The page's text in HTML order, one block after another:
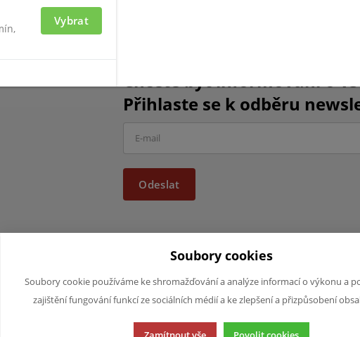
Chcete být informováni o
Přihlaste se k odběru
Odeslat
JAZYK A MĚNA
NAPIŠTE
Chcete
Soubory cookies
Soubory cookie používáme ke shromažďování a analýze informací o výkonu a
zajištění fungování funkcí ze sociálních médií a ke zlepšení a přizpůsobení
Vybrat